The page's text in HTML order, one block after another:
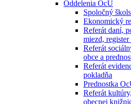
Oddelenia OcÚ
Spoločný
Ekonomický
Referát daní,
miezd,
Referát
obce a
Referát
pokladňa
Prednostka
Referát
obecnej